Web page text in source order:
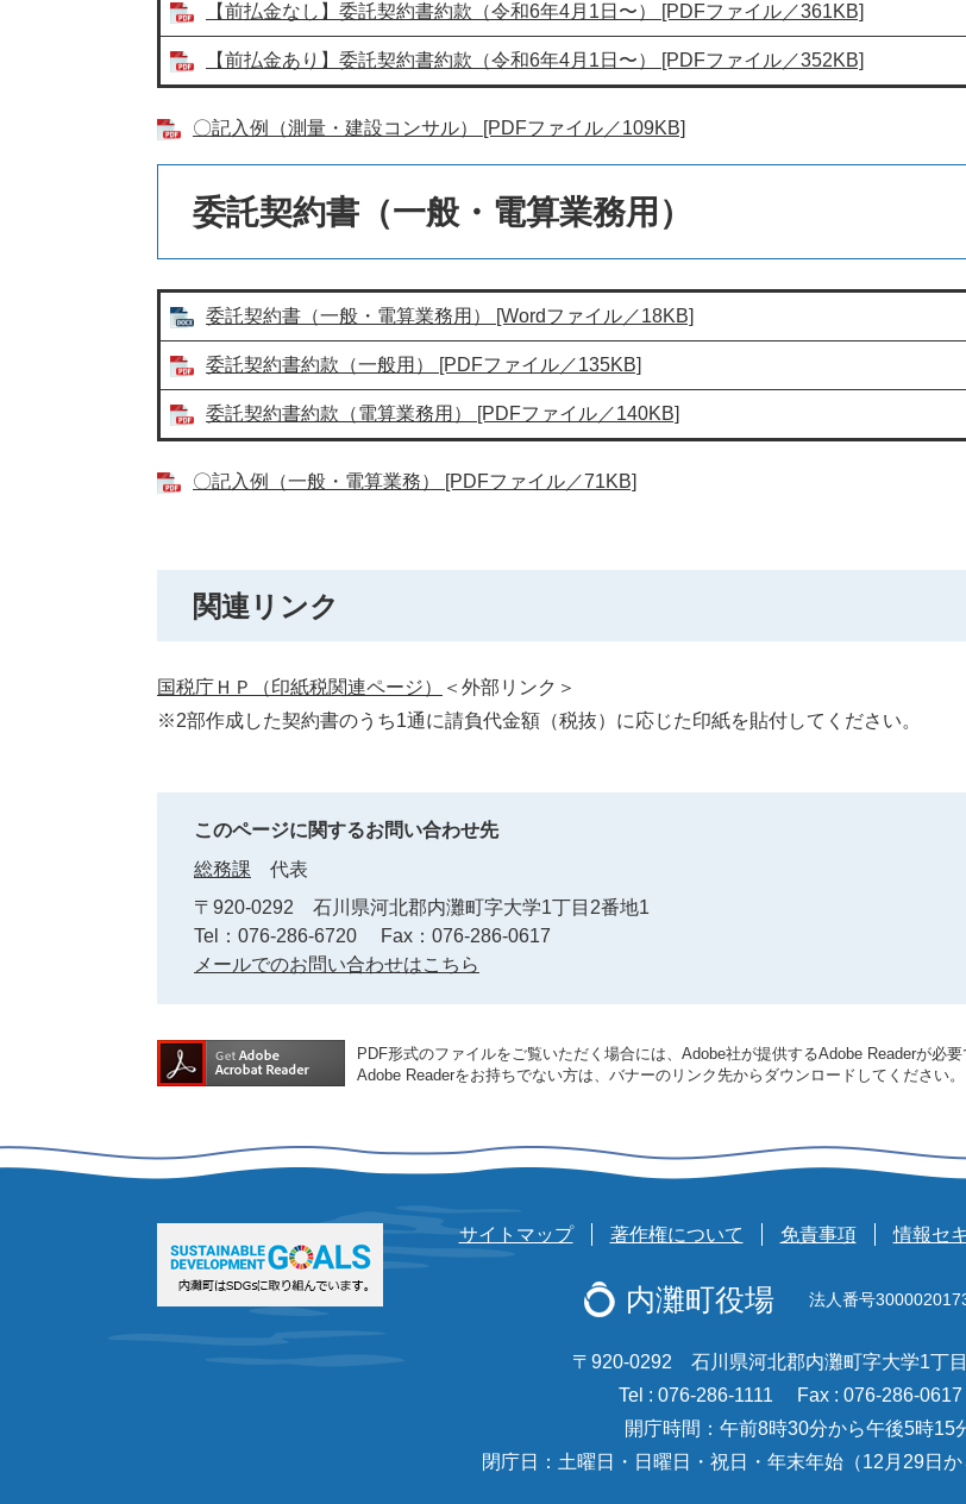
【前払金なし】委託契約書約款（令和6年4月1日〜） [PDFファイル／361KB]
【前払金あり】委託契約書約款（令和6年4月1日〜） [PDFファイル／352KB]
〇記入例（測量・建設コンサル） [PDFファイル／109KB]
委託契約書（一般・電算業務用）
委託契約書（一般・電算業務用） [Wordファイル／18KB]
委託契約書約款（一般用） [PDFファイル／135KB]
委託契約書約款（電算業務用） [PDFファイル／140KB]
〇記入例（一般・電算業務） [PDFファイル／71KB]
関連リンク
国税庁ＨＰ（印紙税関連ページ）
＜外部リンク＞
※2部作成した契約書のうち1通に請負代金額（税抜）に応じた印紙を貼付してください。
このページに関するお問い合わせ先
総務課
代表
〒920-0292
石川県河北郡内灘町字大学1丁目2番地1
Tel：076-286-6720
Fax：076-286-0617
メールでのお問い合わせはこちら
PDF形式のファイルをご覧いただく場合には、Adobe社が提供するAdobe Readerが必要
Adobe Readerをお持ちでない方は、バナーのリンク先からダウンロードしてください。
サイトマップ 著作権について 免責事項 情報セ
内灘町役場 法人番号
〒920-0292 石川県河北郡内灘町字大学1丁
Tel : 076-286-1111
Fax : 076-286-0617
開庁時間：午前8時30分から午後5時15
閉庁日：土曜日・日曜日・祝日・年末年始（12月29日か